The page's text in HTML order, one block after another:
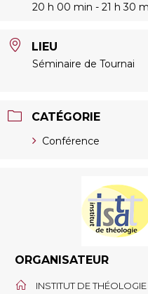
20 h 00 min - 21 h 30
LIEU
Séminaire de Tournai
CATÉGORIE
Conférence
ORGANISATEUR
INSTITUT DE